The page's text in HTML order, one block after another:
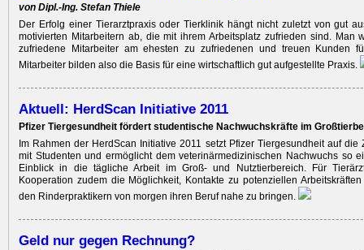
von Dipl.-Ing. Stefan Thiele
Der Erfolg einer Tierarztpraxis oder Tierklinik hängt nicht zuletzt von gut
motivierten Mitarbeitern ab, die mit ihrem Arbeitsplatz zufrieden sind. Man
zufriedene Mitarbeiter am ehesten zu zufriedenen und treuen Kunden
Mitarbeiter bilden also die Basis für eine wirtschaftlich gut aufgestellte Praxis.
Aktuell: HerdScan Initiative 2011
Pfizer Tiergesundheit fördert studentische Nachwuchskräfte im
Im Rahmen der HerdScan Initiative 2011 setzt Pfizer Tiergesundheit auf die
mit Studenten und ermöglicht dem veterinärmedizinischen Nachwuchs so
Einblick in die tägliche Arbeit im Groß- und Nutztierbereich. Für
Kooperation zudem die Möglichkeit, Kontakte zu potenziellen
den Rinderpraktikern von morgen ihren Beruf nahe zu bringen.
Geld nur gegen Rechnung?